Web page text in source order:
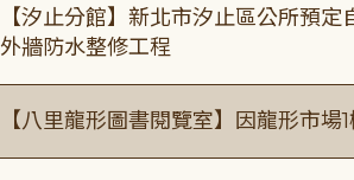
【汐止分館】新北市汐止區公所預定
外牆防水整修工程
【八里龍形圖書閱覽室】因龍形市